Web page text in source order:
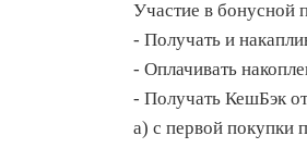
Участие в бонусной
- Получать и
- Оплачивать
- Получать КешБэк
а) с первой покупки